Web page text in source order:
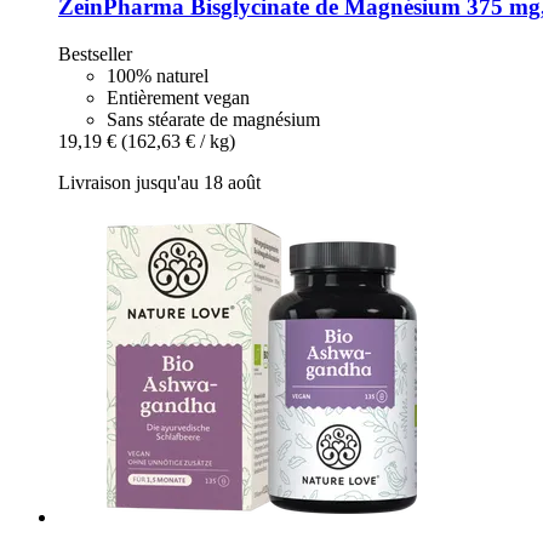
ZeinPharma Bisglycinate de Magnésium 375
Bestseller
100% naturel
Entièrement vegan
Sans stéarate de magnésium
19,19 € (162,63 € / kg)
Livraison jusqu'au 18 août